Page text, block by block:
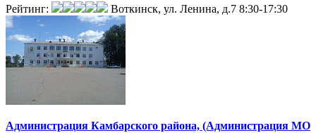
Рейтинг: Воткинск, ул. Ленина, д.7 8:30-17:30
Администрация Камбарского района, (Администрация МО